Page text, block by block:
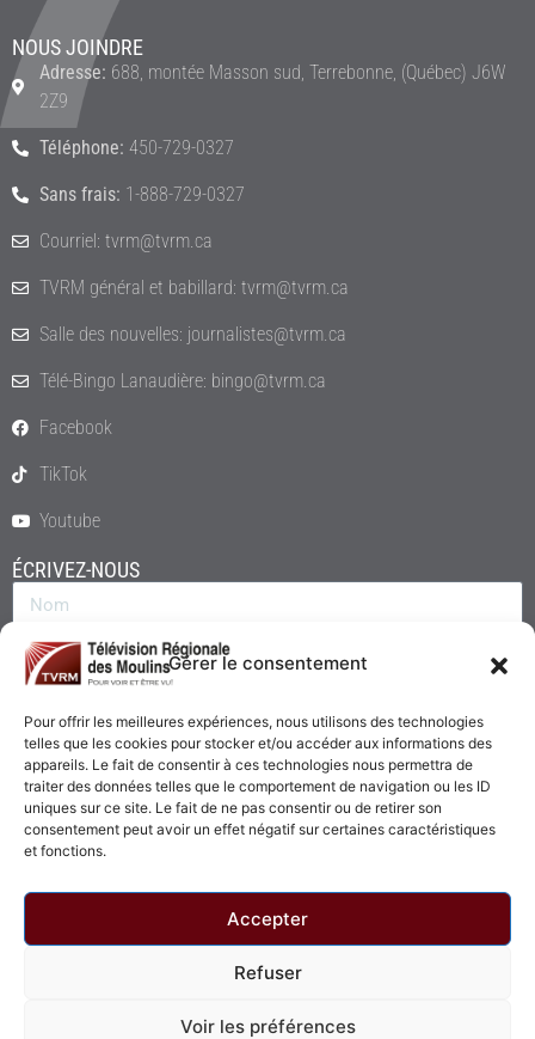
Gérer le consentement
Pour offrir les meilleures expériences, nous utilisons des technologies
telles que les cookies pour stocker et/ou accéder aux informations des
appareils. Le fait de consentir à ces technologies nous permettra de
traiter des données telles que le comportement de navigation ou les ID
uniques sur ce site. Le fait de ne pas consentir ou de retirer son
consentement peut avoir un effet négatif sur certaines caractéristiques
et fonctions.
Accepter
Refuser
Voir les préférences
NOUS JOINDRE
Adresse: 688, montée Masson sud, Terrebonne, (Québec) J6W
2Z9
Téléphone: 450-729-0327
Sans frais: 1-888-729-0327
Courriel: tvrm@tvrm.ca
TVRM général et babillard: tvrm@tvrm.ca
Salle des nouvelles: journalistes@tvrm.ca
Télé-Bingo Lanaudière: bingo@tvrm.ca
Facebook
TikTok
Youtube
ÉCRIVEZ-NOUS
© 2026 - Télévision Régionale des Moulins. Tous droits réservés.